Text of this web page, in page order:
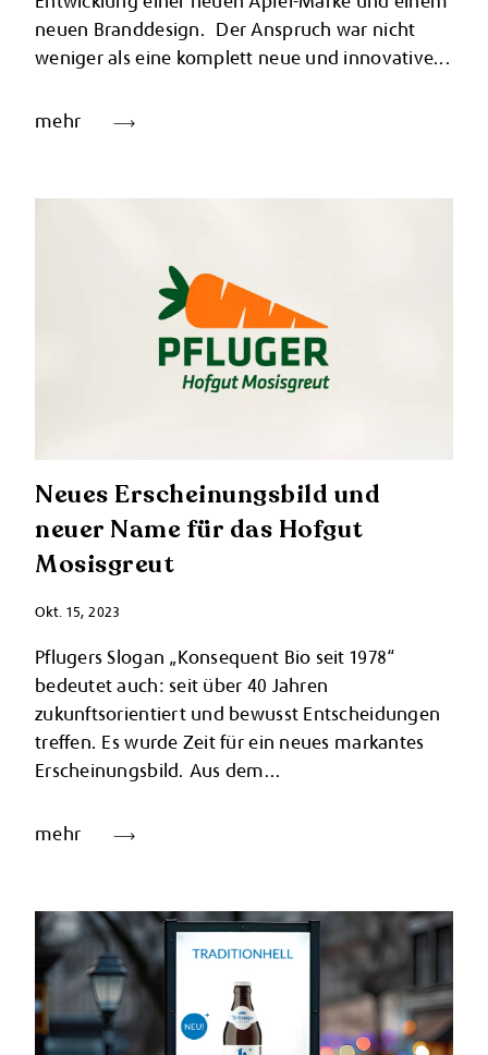
neuen Branddesign. Der Anspruch war nicht
weniger als eine komplett neue und innovative...
mehr
Neues Erscheinungsbild und
neuer Name für das Hofgut
Mosisgreut
Okt. 15, 2023
Pflugers Slogan „Konsequent Bio seit 1978“
bedeutet auch: seit über 40 Jahren
zukunftsorientiert und bewusst Entscheidungen
treffen. Es wurde Zeit für ein neues markantes
Erscheinungsbild. Aus dem...
mehr